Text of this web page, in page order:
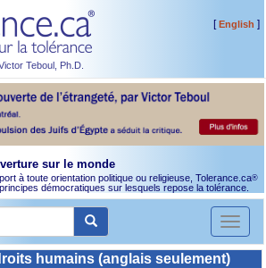
Teboul, Ph.D.
[English ]
sur le monde
à toute orientation politique ou religieuse, Tolerance.ca®
démocratiques sur lesquels repose la tolérance.
Toggle
humains (anglais seulement)